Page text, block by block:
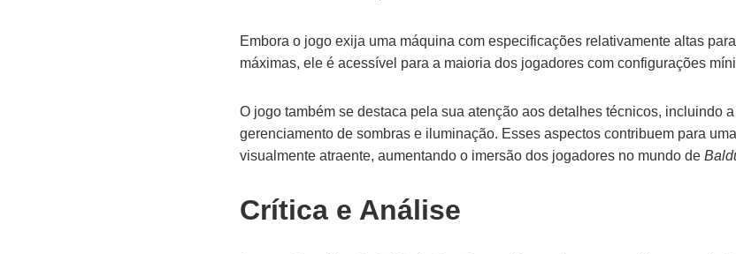
Embora o jogo exija uma máquina com especificações relativamente altas
máximas, ele é acessível para a maioria dos jogadores com configurações
O jogo também se destaca pela sua atenção aos detalhes técnicos, incluindo
gerenciamento de sombras e iluminação. Esses aspectos contribuem para
visualmente atraente, aumentando o imersão dos jogadores no mundo de
Crítica e Análise